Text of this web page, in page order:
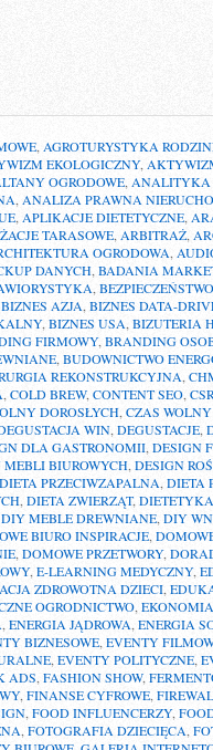
AGROTURYSTYKA
EKOLOGICZNY,
OGRODOWE ANALITYKA
ANALIZA PRAWNA
, APLIKACJE DIETETYCZNE
TARASOWE ARBITRAŻ
OGRODOWA,
DANYCH BADANIA
BIZNES AZJA, BIZNES DATA-
, BIZNES USA, BIZUTERIA
FIRMOWY, BRANDING
, BUDOWNICTWO
REKONSTRUKCYJNA
COLD BREW, CONTENT SEO
DOROSŁYCH, CZAS
WIN DEGUSTACJE,
DLA GASTRONOMII DESIGN
MEBLI BIUROWYCH DESIGN
DIETA PRZECIWZAPALNA DIETA
DIETA ZWIERZĄT,
DIY MEBLE DREWNIANE DIY
BIURO INSPIRACJE
DOMOWE PRZETWORY,
, E-LEARNING MEDYCZNY,
ZDROWOTNA DZIECI
OGRODNICTWO
, ENERGIA JĄDROWA ENERGIA
BIZNESOWE EVENTY
, EVENTY POLITYCZNE
ADS FASHION SHOW,
, FINANSE CYFROWE
FOOD INFLUENCERZY,
FOTOGRAFIA DZIECIĘCA